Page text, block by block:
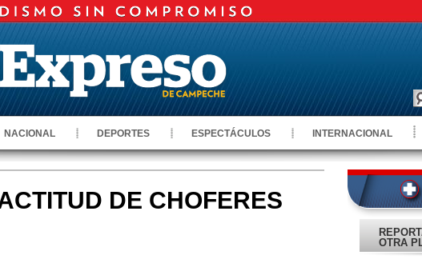
NACIONAL DEPORTES ESPECTÁCULOS INTERNACIONAL
DE CHOFERES
OTRA